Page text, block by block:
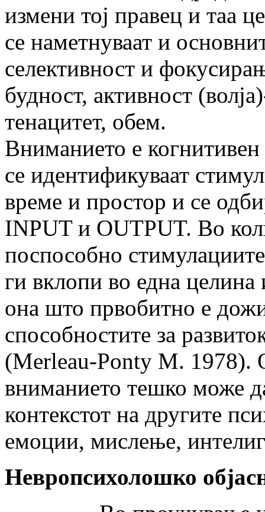
измени тој правец и таа
се наметнуваат и
селективност и
будност, активност
тенацитет, обем.
Вниманието е
се идентификуваат
време и простор и се
INPUT и OUTPUT. Во
поспособно
ги вклопи во една
она што првобитно е
способностите за
(Merleau-Ponty M. 1978).
вниманието тешко може
контекстот на другите
емоции, мислење,
Невропсихолошко